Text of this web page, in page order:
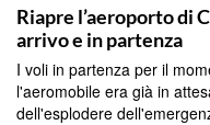
Riapre l’aeroporto di
arrivo e in partenza
I voli in partenza per il
l'aeromobile era già in
dell'esplodere